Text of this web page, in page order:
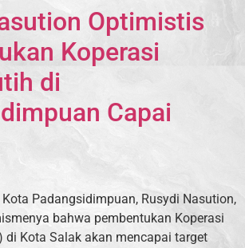
Optimistis
Koperasi
di
Capai
Padangsidimpuan, Rusydi Nasution,
bahwa pembentukan Koperasi
di Kota Salak akan mencapai target